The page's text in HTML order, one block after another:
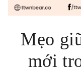
Mẹo
mới